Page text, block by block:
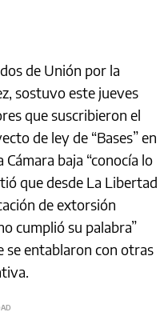
de Unión por la
sostuvo este jueves
que suscribieron el
de ley de “Bases” en
baja “conocía lo
que desde La Libertad
de extorsión
cumplió su palabra”
se entablaron con otras